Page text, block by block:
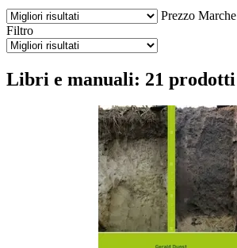
Prezzo Marche
Filtro
Libri e manuali: 21 prodotti